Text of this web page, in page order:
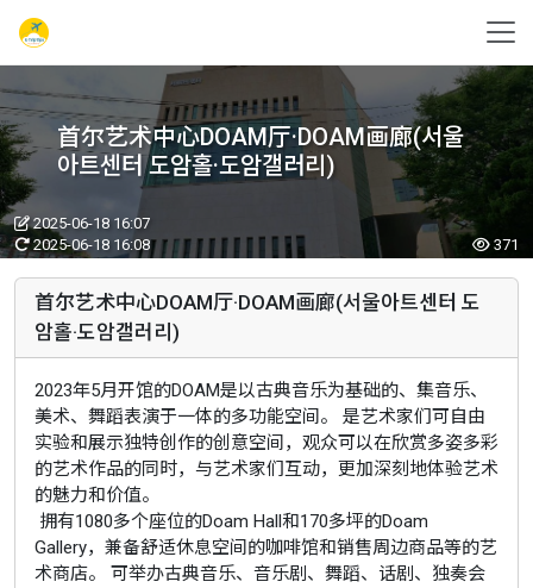
首尔艺术中心DOAM厅·DOAM画廊(서울
아트센터 도암홀·도암갤러리)
2025-06-18 16:07
2025-06-18 16:08
371
首尔艺术中心DOAM厅·DOAM画廊(서울아트센터 도
암홀·도암갤러리)
2023年5月开馆的DOAM是以古典音乐为基础的、集音乐、
美术、舞蹈表演于一体的多功能空间。 是艺术家们可自由
实验和展示独特创作的创意空间，观众可以在欣赏多姿多彩
的艺术作品的同时，与艺术家们互动，更加深刻地体验艺术
的魅力和价值。
拥有1080多个座位的Doam Hall和170多坪的Doam
Gallery，兼备舒适休息空间的咖啡馆和销售周边商品等的艺
术商店。 可举办古典音乐、音乐剧、舞蹈、话剧、独奏会